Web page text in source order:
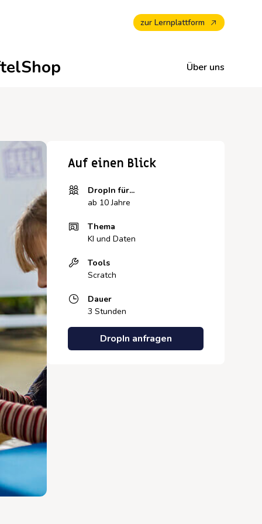
Mehr erfahren zu
Education
Maker Education
Veranstaltungskalender
Über uns
Wirkungsberichten
zur Lernplattform
Auf einen Blick
DropIn für...
ab 10 Jahre
Thema
KI und Daten
Tools
Scratch
Dauer
3 Stunden
DropIn anfragen